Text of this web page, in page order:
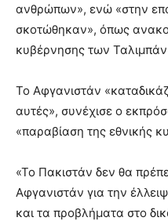
ανθρώπων», ενώ «στην
σκοτώθηκαν», όπως
κυβέρνησης των
Το Αφγανιστάν
αυτές», συνέχισε ο
«παραβίαση της εθνικής
«Το Πακιστάν δεν θα
Αφγανιστάν για την
και τα προβλήματα στο